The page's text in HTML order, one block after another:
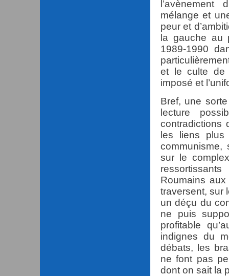
mélange et
peur et
la gauche au
1989-1990
et le culte de
imposé et
Bref, une
lecture
contradictions
les liens
communisme,
sur le
Roumains
traversent, sur
un déçu du
ne puis
profitable
indignes du
débats, les
ne font pas
dont on sait la